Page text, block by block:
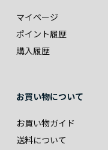
マイページ
ポイント履歴
購入履歴
お買い物について
お買い物ガイド
送料について